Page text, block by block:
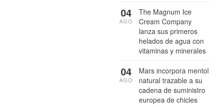
The Magnum Ice
Cream Company
lanza sus primeros
helados de agua con
vitaminas y minerales
04
AGO
Mars incorpora mentol
natural trazable a su
cadena de suministro
europea de chicles
04
AGO